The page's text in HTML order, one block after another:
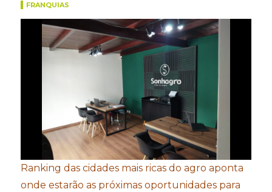
FRANQUIAS
Ranking das cidades mais ricas do agro aponta
onde estarão as próximas oportunidades para